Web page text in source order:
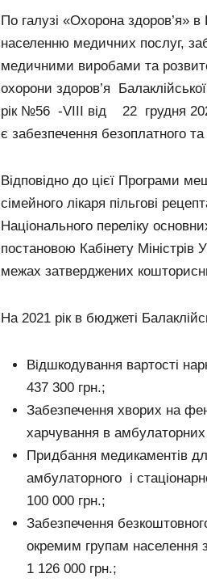
По галузі «Охорона здоров’я»
населенню медичних послуг,
медичними виробами та
охорони здоров’я
рік №56 -VІІI від 22 грудня
є забезпечення безоплатного та
Відповідно до цієї Програми
сімейного лікаря пільгові
Національного переліку
постановою Кабінету
межах затверджених
На 2021 рік в бюджеті
Відшкодування вартості
437 300 грн.;
Забезпечення хворих на
харчування в
Придбання медикаментів
амбулаторного і
100 000 грн.;
Забезпечення
окремим групам населення
1 126 000 грн.;